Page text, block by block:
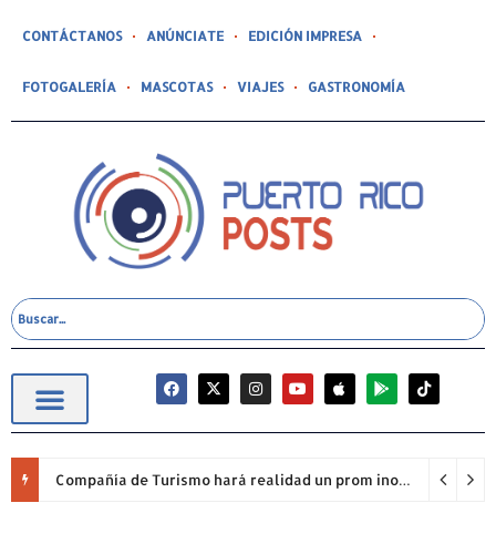
CONTÁCTANOS ANÚNCIATE EDICIÓN IMPRESA
FOTOGALERÍA MASCOTAS VIAJES GASTRONOMÍA
Compañía de Turismo hará realidad un prom inolvidable junto a Jowell para estudiantes de la Escuela Gabriela Mistral